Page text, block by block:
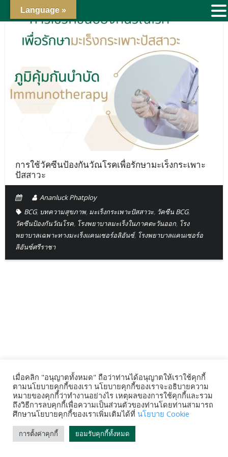
การใช้วัคซีนป้องกันวัณโรคเพื่อรักษามะเร็งกระเพาะ
ปัสสาวะ
Ananluck Phatploy
BCG, บทความสุขภาพ, มะเร็งกระเพาะปัสสาวะ, วัคซีน BCG,
วัคซีนป้องกันวัณโรค, โรงพยาบาลมะเร็งในภาคตะวันออก, โรง
พยาบาลเฉพาะทางมะเร็งแคนเซอร์อลิอันซ์, โรงพยาบาลแคนเซอร์อ
ลิอันซ์ศรีราชา
เมื่อคลิก "อนุญาตทั้งหมด" ถือว่าท่านได้อนุญาตให้เราใช้คุกกี้
ตามนโยบายคุกกี้ของเรา นโยบายคุกกี้ของเราจะอธิบายความ
หมายของคุกกี้ว่าทำงานอย่างไร เหตุผลของการใช้คุกกี้และรวม
ถึงวิธีการลบคุกกี้เพื่อความเป็นส่วนตัวของท่านโดยท่านสามารถ
ศึกษานโยบายคุกกี้ของเราเพิ่มเติมได้ที่ นโยบาย Cookie
การตั้งค่าคุกกี้ ยอมรับคุกกี้ทั้งหมด
Language »